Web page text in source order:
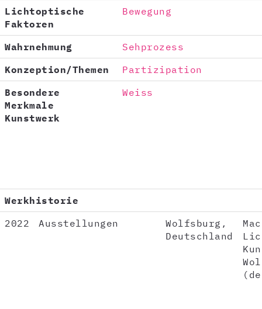
Lichtoptische
Faktoren
Bewegung
Wahrnehmung
Sehprozess
Konzeption/Themen
Partizipation
Besondere
Merkmale
Kunstwerk
Weiss
Werkhistorie
2022
Ausstellungen
Wolfsburg,
Deutschland